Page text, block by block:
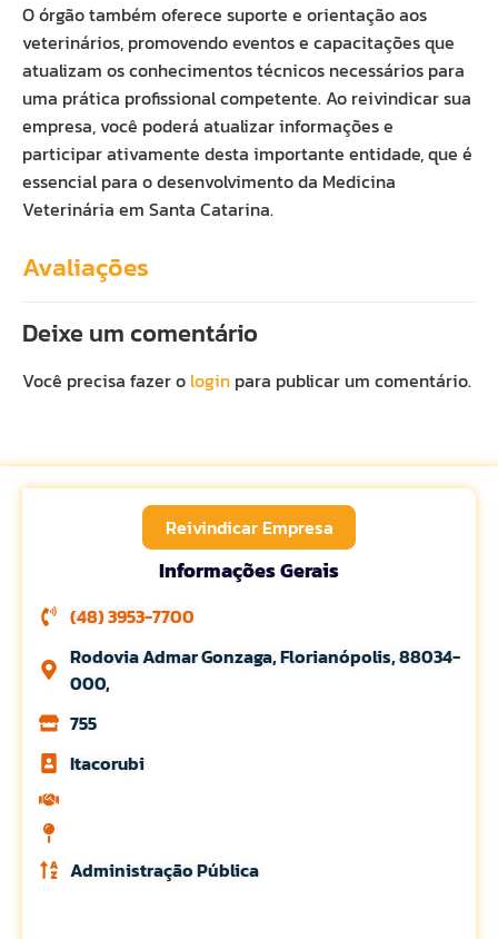
O órgão também oferece suporte e orientação aos
veterinários, promovendo eventos e capacitações que
atualizam os conhecimentos técnicos necessários para
uma prática profissional competente. Ao reivindicar sua
empresa, você poderá atualizar informações e
participar ativamente desta importante entidade, que é
essencial para o desenvolvimento da Medicina
Veterinária em Santa Catarina.
Avaliações
Deixe um comentário
Você precisa fazer o login para publicar um comentário.
Reivindicar Empresa
Informações Gerais
(48) 3953-7700
Rodovia Admar Gonzaga, Florianópolis, 88034-
000,
755
Itacorubi
Administração Pública